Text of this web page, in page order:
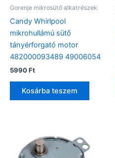
Gorenje mikrosütő alkatrészek
Candy Whirlpool
mikrohullámú sütő
tányérforgató motor
482000093489 49006054
5990Ft
Kosárba teszem